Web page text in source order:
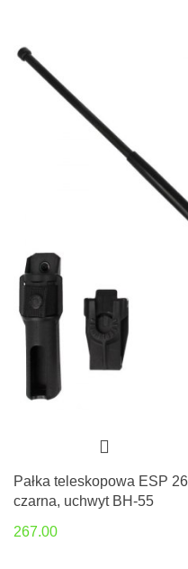
Pałka teleskopowa ESP
czarna, uchwyt BH-55
267.00